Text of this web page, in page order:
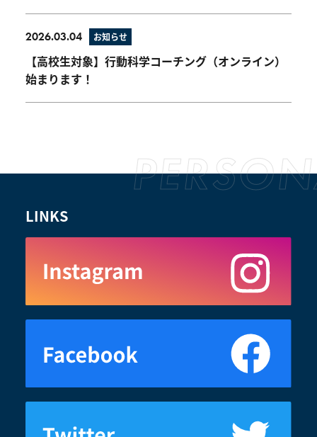
2026.03.04 お知らせ
【高校生対象】行動科学コーチング（オンライン）
始まります！
LINKS